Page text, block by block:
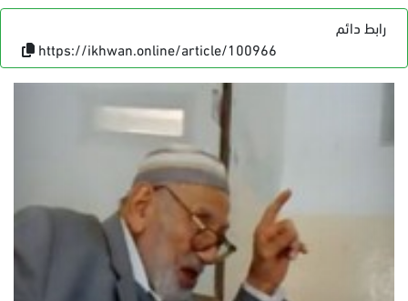
رابط دائم
https://ikhwan.online/article/100966